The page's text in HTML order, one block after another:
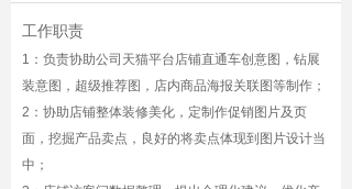
工作职责
1：负责协助公司天猫平台店铺直通车创意图，钻展
装意图，超级推荐图，店内商品海报关联图等制作；
2：协助店铺整体装修美化，定制作促销图片及页
面，挖掘产品卖点，良好的将卖点体现到图片设计当
中；